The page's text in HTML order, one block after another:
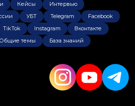
Кейсы
Интервью
УБТ Telegram
Facebook
TikTok Instagram
Вконтакте
Общие темы База знаний